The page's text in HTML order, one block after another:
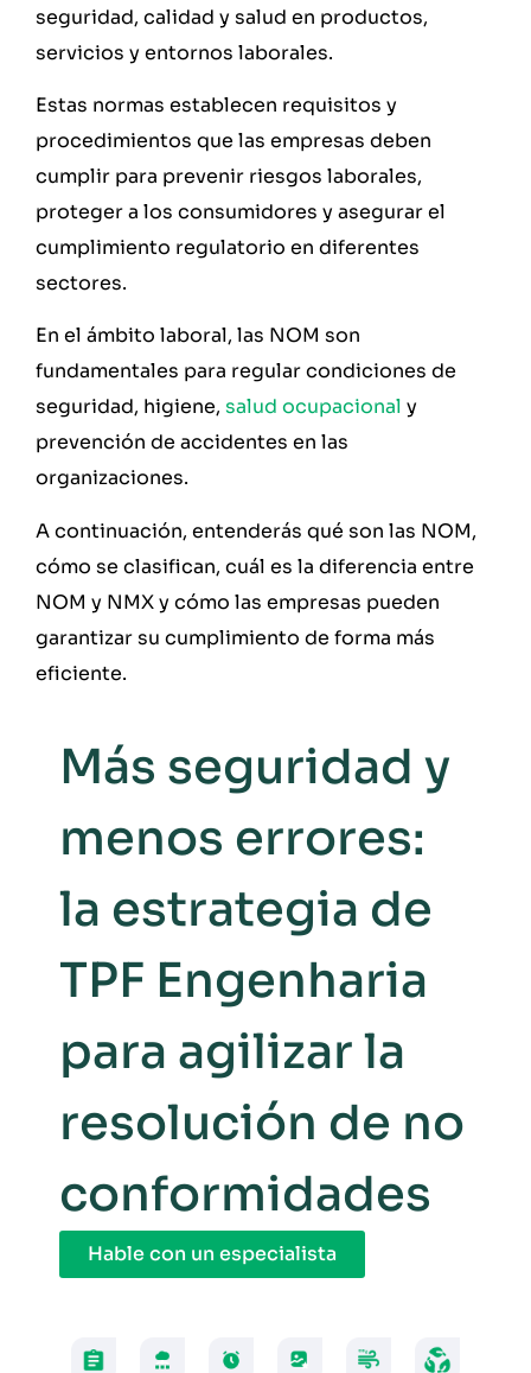
seguridad, calidad y salud en productos,
servicios y entornos laborales.
Estas normas establecen requisitos y
procedimientos que las empresas deben
cumplir para prevenir riesgos laborales,
proteger a los consumidores y asegurar el
cumplimiento regulatorio en diferentes
sectores.
En el ámbito laboral, las NOM son
fundamentales para regular condiciones de
seguridad, higiene, salud ocupacional y
prevención de accidentes en las
organizaciones.
A continuación, entenderás qué son las NOM,
cómo se clasifican, cuál es la diferencia entre
NOM y NMX y cómo las empresas pueden
garantizar su cumplimiento de forma más
eficiente.
Más seguridad y
menos errores:
la estrategia de
TPF Engenharia
para agilizar la
resolución de no
conformidades
Hable con un especialista